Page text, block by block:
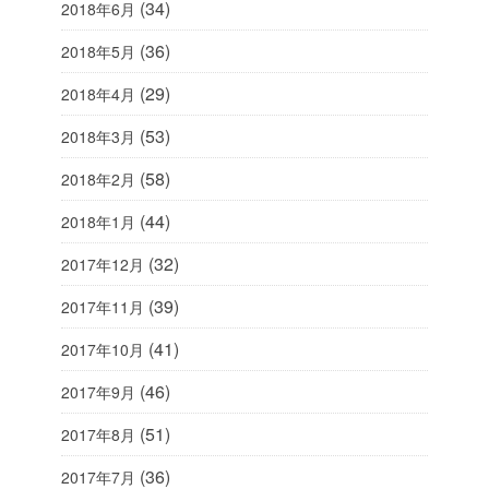
2018年6月 (34)
2018年5月 (36)
2018年4月 (29)
2018年3月 (53)
2018年2月 (58)
2018年1月 (44)
2017年12月 (32)
2017年11月 (39)
2017年10月 (41)
2017年9月 (46)
2017年8月 (51)
2017年7月 (36)